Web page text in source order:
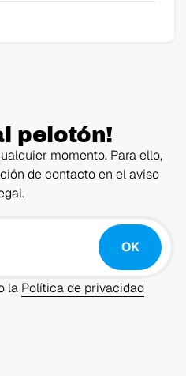
pelotón!
momento. Para ello,
de contacto en el aviso
OK
la Política de privacidad